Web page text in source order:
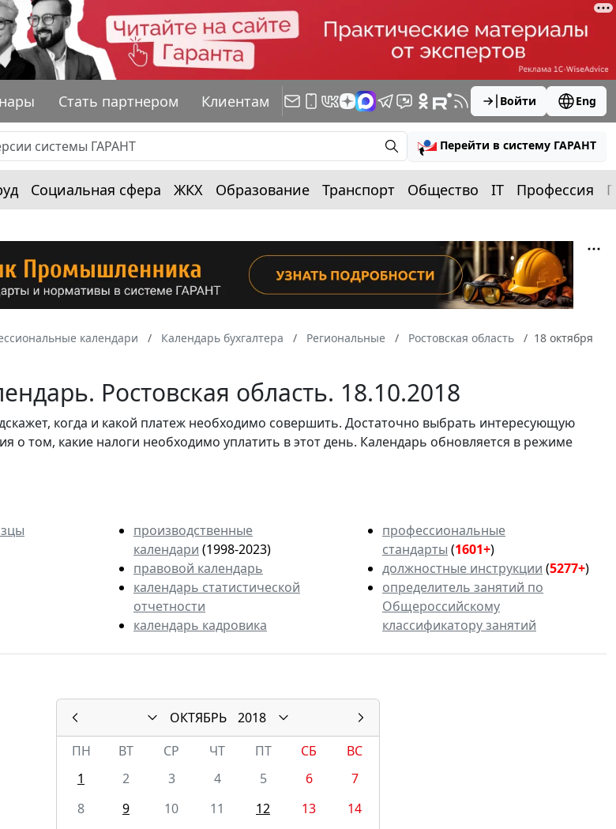
Стать партнером Клиентам Войти Eng
Перейти в систему ГАРАНТ
Социальная сфера ЖКХ Образование Транспорт Общество IT Профессия
календари Календарь бухгалтера Региональные Ростовская область
18 октября
Ростовская область. 18.10.2018
когда и какой платеж необходимо совершить. Достаточно выбрать интересующую
о том, какие налоги необходимо уплатить в этот день. Календарь обновляется в режиме
производственные
календари (1998-2023)
правовой календарь
календарь статистической
отчетности
календарь кадровика
профессиональные
стандарты (1601+)
должностные инструкции (5277+)
определитель занятий по
Общероссийскому
классификатору занятий
ОКТЯБРЬ
2018
ПН
ВТ СР ЧТ ПТ СБ
ВС
1
2 3 4 5 6
7
8
9 10 11 12 13
14